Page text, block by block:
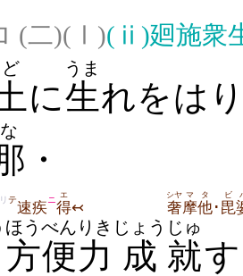
(二)(Ⅰ)(ⅱ)廻施衆
ど
に生
うま
れをは
な
・
リ テ速疾ニ得
エ
↢ 奢
シヤ
摩他
マタ
･ 毘
ビ
方便
ほうべん
力
りき
成
じょう
就
じゅ